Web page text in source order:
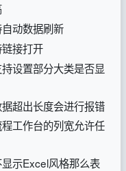
动数据刷新
接打开
设置部分大类是否显
超出长度会进行报错
工作台的列宽允许任
示Excel风格那么表